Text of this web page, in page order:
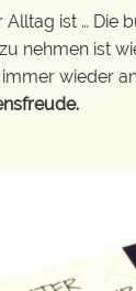
ist … Die
nehmen ist
wieder